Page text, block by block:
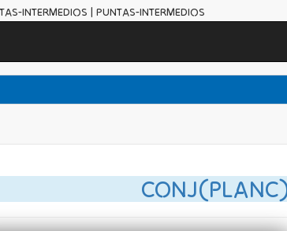
INTERMEDIOS | PUNTAS-INTERMEDIOS